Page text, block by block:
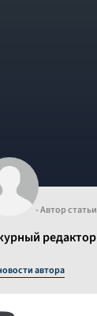
- Автор статьи
редактор
автора